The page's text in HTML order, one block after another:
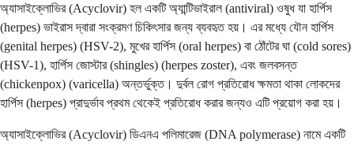
অ্যাসাইক্লোভির (Acyclovir) হল একটি অ্যান্টিভাইরাল (antiviral) ওষুধ যা হার্পিস
(herpes) ভাইরাস দ্বারা সংক্রমণ চিকিৎসার জন্য ব্যবহৃত হয়। এর মধ্যে যৌন হার্পিস
(genital herpes) (HSV-2), মুখের হার্পিস (oral herpes) বা ঠোঁটের ঘা (cold sores)
(HSV-1), হার্পিস জোস্টার (shingles) (herpes zoster), এবং জলবসন্ত
(chickenpox) (varicella) অন্তর্ভুক্ত। দুর্বল রোগ প্রতিরোধ ক্ষমতা থাকা লোকদের
হার্পিস (herpes) প্রাদুর্ভাব প্রথম থেকেই প্রতিরোধ করার জন্যও এটি প্রয়োগ করা হয়।
অ্যাসাইক্লোভির (Acyclovir) ডিএনএ পলিমারেজ (DNA polymerase) নামে একটি